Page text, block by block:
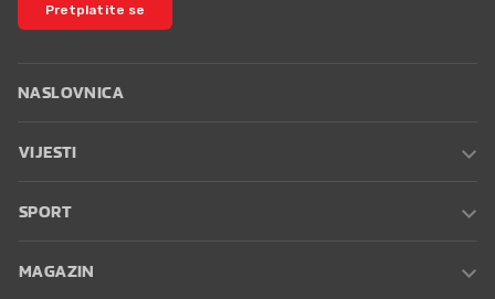
Pretplatite se
NASLOVNICA
VIJESTI
SPORT
MAGAZIN